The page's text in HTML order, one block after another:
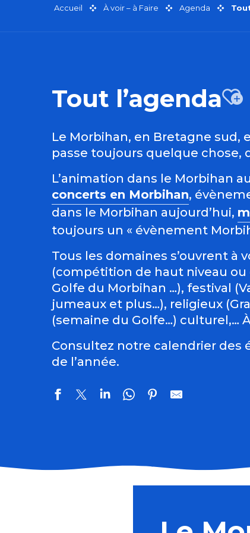
Accueil À voir – à Faire Agenda
Tout l’agenda
Le Morbihan, en Bretagne sud,
passe toujours quelque chose,
L’animation dans le Morbihan
concerts en Morbihan,
dans le Morbihan aujourd’hui,
toujours un « évènement
Tous les domaines s’ouvrent à
(compétition de haut niveau ou
Golfe du Morbihan …), festival
jumeaux et plus…), religieux
(semaine du Golfe…) culturel,…
Consultez notre calendrier des
de l’année.
Concert à remonter dans le temps (de Huillet à